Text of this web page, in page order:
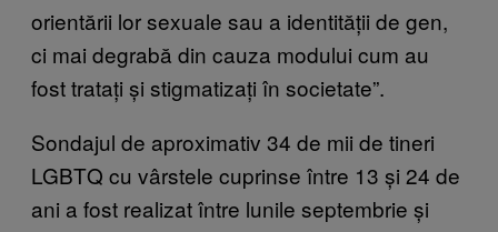
orientării lor sexuale sau a identității de gen,
ci mai degrabă din cauza modului cum au
fost tratați și stigmatizați în societate”.
Sondajul de aproximativ 34 de mii de tineri
LGBTQ cu vârstele cuprinse între 13 și 24 de
ani a fost realizat între lunile septembrie și